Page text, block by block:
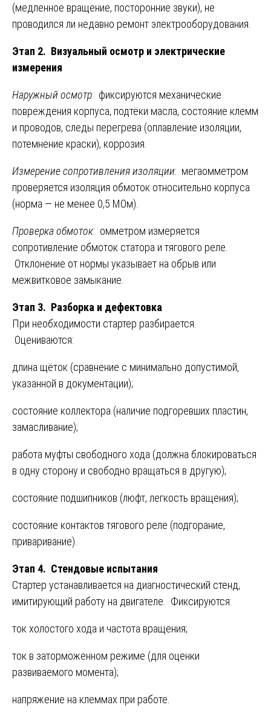
(медленное вращение, посторонние звуки), не
проводился ли недавно ремонт электрооборудования.
Этап 2. Визуальный осмотр и электрические
измерения
Наружный осмотр: фиксируются механические
повреждения корпуса, подтёки масла, состояние клемм
и проводов, следы перегрева (оплавление изоляции,
потемнение краски), коррозия.
Измерение сопротивления изоляции: мегаомметром
проверяется изоляция обмоток относительно корпуса
(норма — не менее 0,5 МОм).
Проверка обмоток: омметром измеряется
сопротивление обмоток статора и тягового реле.
Отклонение от нормы указывает на обрыв или
межвитковое замыкание.
Этап 3. Разборка и дефектовка
При необходимости стартер разбирается.
Оцениваются:
длина щёток (сравнение с минимально допустимой,
указанной в документации);
состояние коллектора (наличие подгоревших пластин,
замасливание);
работа муфты свободного хода (должна блокироваться
в одну сторону и свободно вращаться в другую);
состояние подшипников (люфт, легкость вращения);
состояние контактов тягового реле (подгорание,
приваривание).
Этап 4. Стендовые испытания
Стартер устанавливается на диагностический стенд,
имитирующий работу на двигателе. Фиксируются:
ток холостого хода и частота вращения;
ток в заторможенном режиме (для оценки
развиваемого момента);
напряжение на клеммах при работе.